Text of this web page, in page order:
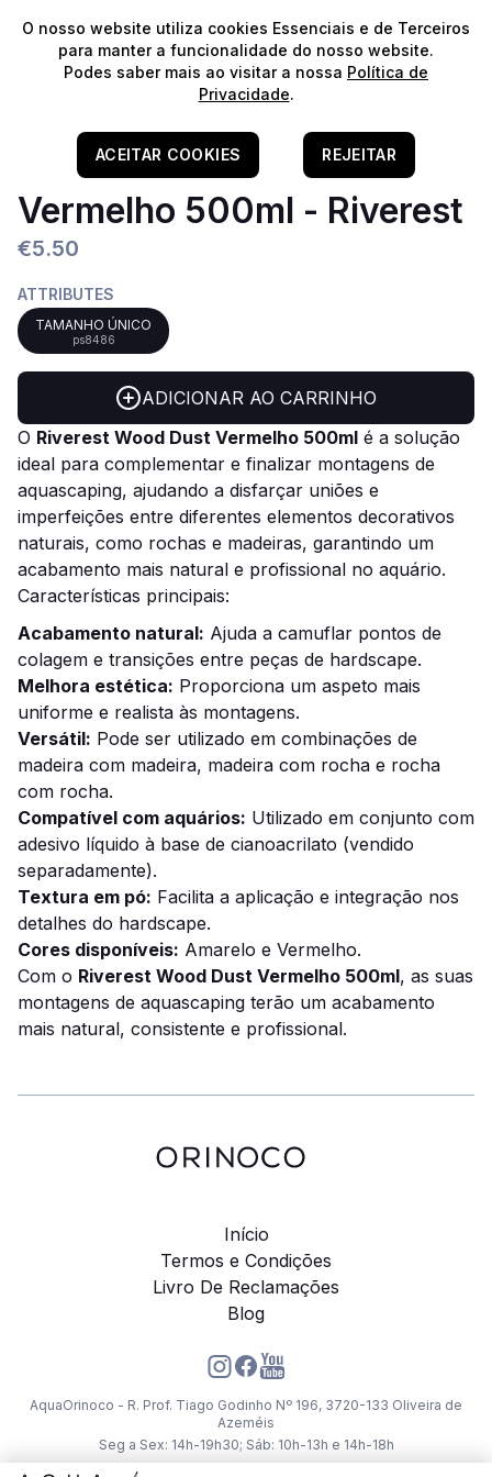
⭐️ Envios Gratuitos para encomendas acima de 60€!*⭐️
Aquascaping/Colas E Adesivos
Pó De Madeira- Wood Dust
Vermelho 500ml - Riverest
€5.50
ATTRIBUTES
TAMANHO ÚNICO
ps8486
ADICIONAR AO CARRINHO
O Riverest Wood Dust Vermelho 500ml é a solução
ideal para complementar e finalizar montagens de
aquascaping, ajudando a disfarçar uniões e
imperfeições entre diferentes elementos decorativos
naturais, como rochas e madeiras, garantindo um
acabamento mais natural e profissional no aquário.
Características principais:
Acabamento natural: Ajuda a camuflar pontos de
colagem e transições entre peças de hardscape.
Melhora estética: Proporciona um aspeto mais
uniforme e realista às montagens.
Versátil: Pode ser utilizado em combinações de
madeira com madeira, madeira com rocha e rocha
com rocha.
Compatível com aquários: Utilizado em conjunto com
adesivo líquido à base de cianoacrilato (vendido
separadamente).
Textura em pó: Facilita a aplicação e integração nos
detalhes do hardscape.
Cores disponíveis: Amarelo e Vermelho.
Com o Riverest Wood Dust Vermelho 500ml, as suas
montagens de aquascaping terão um acabamento
mais natural, consistente e profissional.
Início
Termos e Condições
Livro De Reclamações
Blog
AquaOrinoco - R. Prof. Tiago Godinho Nº 196, 3720-133 Oliveira de
Azeméis
Seg a Sex: 14h-19h30; Sáb: 10h-13h e 14h-18h
O nosso website utiliza cookies Essenciais e de Terceiros
para manter a funcionalidade do nosso website.
Podes saber mais ao visitar a nossa Política de
Privacidade.
ACEITAR COOKIES REJEITAR